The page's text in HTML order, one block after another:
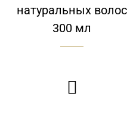
натуральных волос
300 мл
